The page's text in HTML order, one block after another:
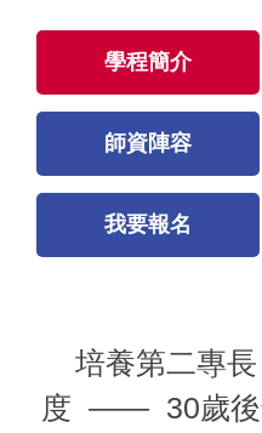
學程簡介
師資陣容
我要報名
培養第二專
度 —— 30歲